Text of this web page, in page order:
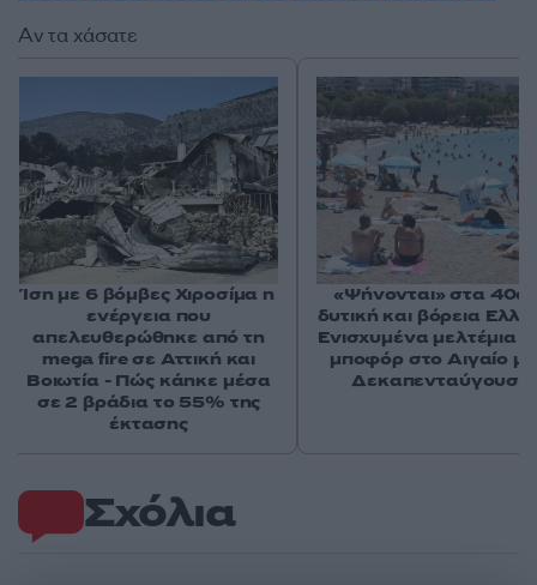
Σχόλια
Αν τα χάσατε
Ίση με 6 βόμβες Χιροσίμα η
ενέργεια που
απελευθερώθηκε από τη
mega fire σε Αττική και
Βοιωτία - Πώς κάηκε μέσα
σε 2 βράδια το 55% της
έκτασης
«Ψήνονται» στα
δυτική και βόρεια
Ενισχυμένα μελτέμια
μποφόρ στο Αιγαίο